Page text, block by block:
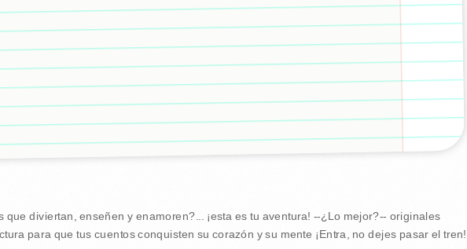
que diviertan, enseñen y enamoren?... ¡esta es tu aventura! --¿Lo mejor?-- originales
para que tus cuentos conquisten su corazón y su mente ¡Entra, no dejes pasar el tren!